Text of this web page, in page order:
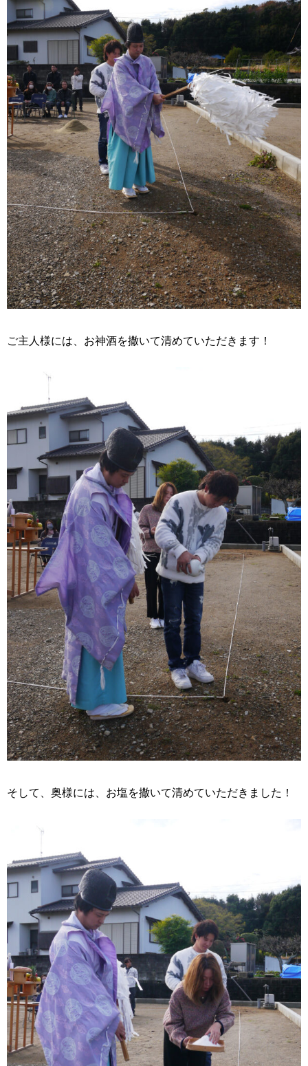
ご主人様には、お神酒を撒いて清めていただきます！
そして、奥様には、お塩を撒いて清めていただきました！